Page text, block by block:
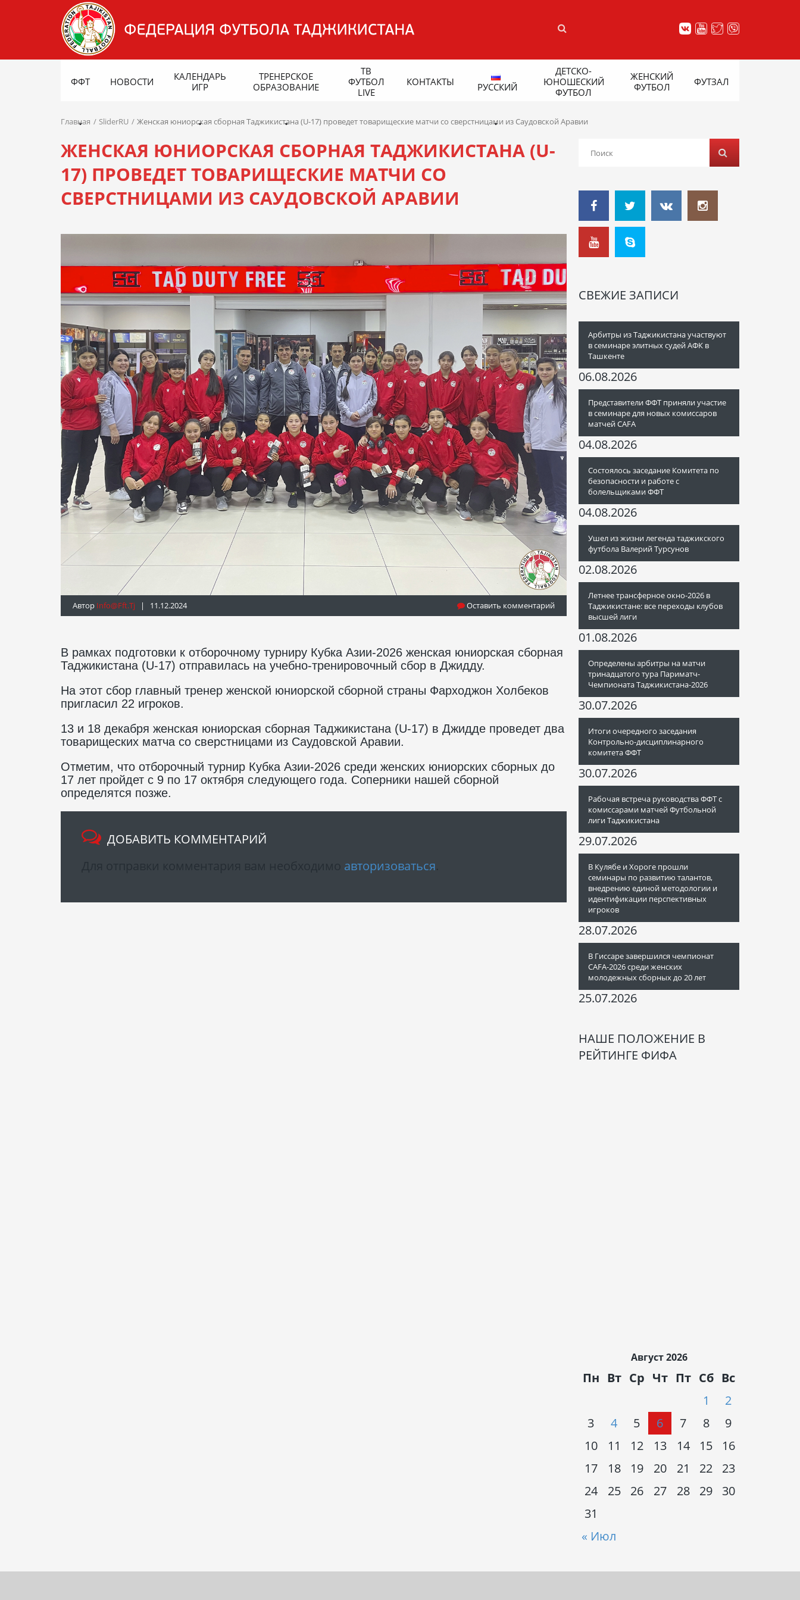
ФФТ НОВОСТИ
КАЛЕНДАРЬ
ИГР
ТРЕНЕРСКОЕ
ОБРАЗОВАНИЕ
ТВ
ФУТБОЛ
LIVE
КОНТАКТЫ РУССКИЙ
ДЕТСКО-
ЮНОШЕСКИЙ
ФУТБОЛ
ЖЕНСКИЙ
ФУТБОЛ
ФУТЗАЛ
Главная SliderRU Женская юниорская сборная Таджикистана (U-17) проведет товарищеские матчи со сверстницами из Саудовской Аравии
ЖЕНСКАЯ ЮНИОРСКАЯ СБОРНАЯ ТАДЖИКИСТАНА (U-
17) ПРОВЕДЕТ ТОВАРИЩЕСКИЕ МАТЧИ СО
СВЕРСТНИЦАМИ ИЗ САУДОВСКОЙ АРАВИИ
Автор Info@fft.tj | 11.12.2024 Оставить комментарий
В рамках подготовки к отборочному турниру Кубка Азии-2026 женская юниорская сборная
Таджикистана (U-17) отправилась на учебно-тренировочный сбор в Джидду.
На этот сбор главный тренер женской юниорской сборной страны Фарходжон Холбеков
пригласил 22 игроков.
13 и 18 декабря женская юниорская сборная Таджикистана (U-17) в Джидде проведет два
товарищеских матча со сверстницами из Саудовской Аравии.
Отметим, что отборочный турнир Кубка Азии-2026 среди женских юниорских сборных до
17 лет пройдет с 9 по 17 октября следующего года. Соперники нашей сборной
определятся позже.
ДОБАВИТЬ КОММЕНТАРИЙ
авторизоваться
СВЕЖИЕ ЗАПИСИ
Арбитры из Таджикистана участвуют
в семинаре элитных судей АФК в
Ташкенте
06.08.2026
Представители ФФТ приняли участие
в семинаре для новых комиссаров
матчей CAFA
04.08.2026
Состоялось заседание Комитета по
безопасности и работе с
болельщиками ФФТ
04.08.2026
Ушел из жизни легенда таджикского
футбола Валерий Турсунов
02.08.2026
Летнее трансферное окно-2026 в
Таджикистане: все переходы клубов
высшей лиги
01.08.2026
Определены арбитры на матчи
тринадцатого тура Париматч-
Чемпионата Таджикистана-2026
30.07.2026
Итоги очередного заседания
Контрольно-дисциплинарного
комитета ФФТ
30.07.2026
Рабочая встреча руководства ФФТ с
комиссарами матчей Футбольной
лиги Таджикистана
29.07.2026
В Кулябе и Хороге прошли
семинары по развитию талантов,
внедрению единой методологии и
идентификации перспективных
игроков
28.07.2026
В Гиссаре завершился чемпионат
CAFA-2026 среди женских
молодежных сборных до 20 лет
25.07.2026
НАШЕ ПОЛОЖЕНИЕ В
РЕЙТИНГЕ ФИФА
Август 2026
Пн Вт Ср Чт Пт Сб Вс
« Июл
1
2
3
4 5 6 7 8
9
10
11 12 13 14 15
16
17
18 19 20 21 22
23
24
25 26 27 28 29
30
31